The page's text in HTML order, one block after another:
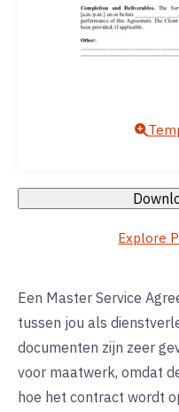
Explore
Een Master Service
tussen jou als
documenten zijn zeer
voor maatwerk, omdat
hoe het contract wordt